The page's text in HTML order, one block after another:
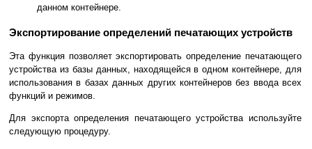
данном контейнере.
Экспортирование определений печатающих устройств
Эта функция позволяет экспортировать определение печатающего
устройства из базы данных, находящейся в одном контейнере, для
использования в базах данных других контейнеров без ввода всех
функций и режимов.
Для экспорта определения печатающего устройства используйте
следующую процедуру.